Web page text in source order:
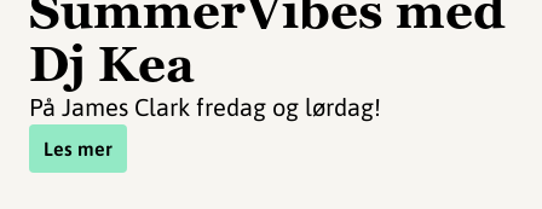
Dj Kea
På James Clark fredag og lørdag!
Les mer